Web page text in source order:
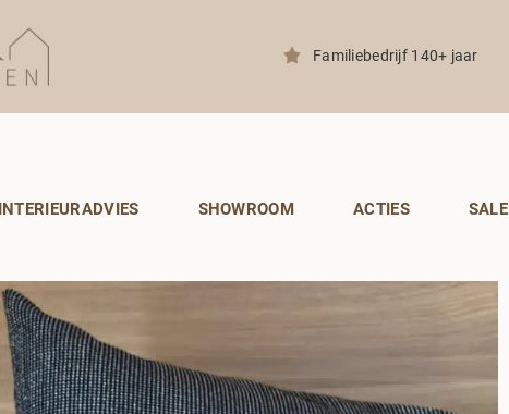
Familiebedrijf 140+ jaar
INTERIEURADVIES SHOWROOM ACTIES SALE